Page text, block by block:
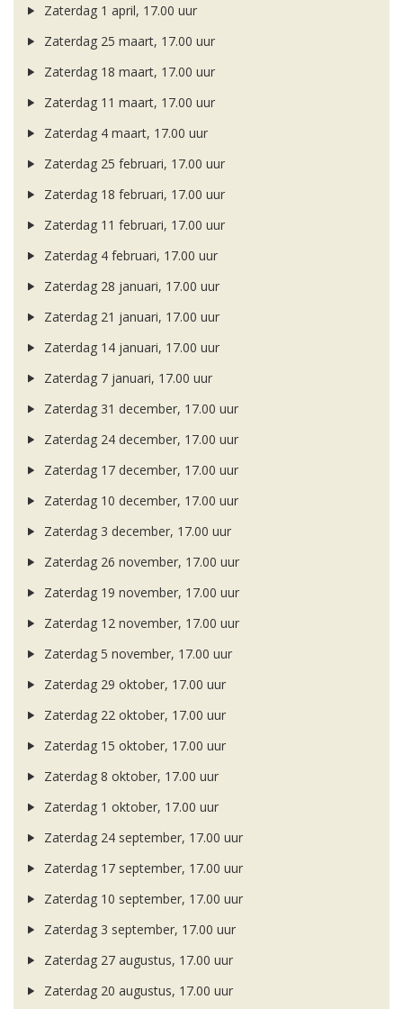
Zaterdag 1 april, 17.00 uur
Zaterdag 25 maart, 17.00 uur
Zaterdag 18 maart, 17.00 uur
Zaterdag 11 maart, 17.00 uur
Zaterdag 4 maart, 17.00 uur
Zaterdag 25 februari, 17.00 uur
Zaterdag 18 februari, 17.00 uur
Zaterdag 11 februari, 17.00 uur
Zaterdag 4 februari, 17.00 uur
Zaterdag 28 januari, 17.00 uur
Zaterdag 21 januari, 17.00 uur
Zaterdag 14 januari, 17.00 uur
Zaterdag 7 januari, 17.00 uur
Zaterdag 31 december, 17.00 uur
Zaterdag 24 december, 17.00 uur
Zaterdag 17 december, 17.00 uur
Zaterdag 10 december, 17.00 uur
Zaterdag 3 december, 17.00 uur
Zaterdag 26 november, 17.00 uur
Zaterdag 19 november, 17.00 uur
Zaterdag 12 november, 17.00 uur
Zaterdag 5 november, 17.00 uur
Zaterdag 29 oktober, 17.00 uur
Zaterdag 22 oktober, 17.00 uur
Zaterdag 15 oktober, 17.00 uur
Zaterdag 8 oktober, 17.00 uur
Zaterdag 1 oktober, 17.00 uur
Zaterdag 24 september, 17.00 uur
Zaterdag 17 september, 17.00 uur
Zaterdag 10 september, 17.00 uur
Zaterdag 3 september, 17.00 uur
Zaterdag 27 augustus, 17.00 uur
Zaterdag 20 augustus, 17.00 uur